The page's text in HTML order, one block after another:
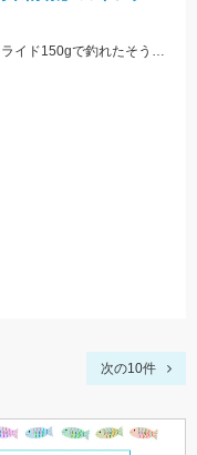
伊勢湾タイラバで80㎝のBIG真鯛GET♪フリースライド150gで釣れたそうです♪
次の10件